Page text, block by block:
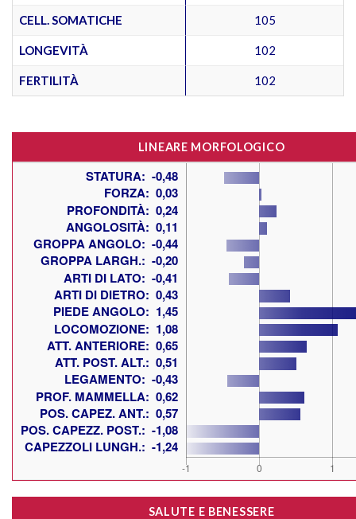
CELL. SOMATICHE 105
LONGEVITÀ 102
FERTILITÀ 102
LINEARE MORFOLOGICO
SALUTE E BENESSERE